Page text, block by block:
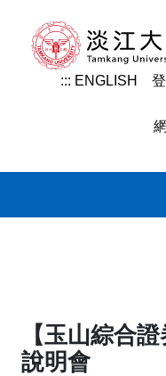
::: ENGLISH
【玉山綜合
說明會